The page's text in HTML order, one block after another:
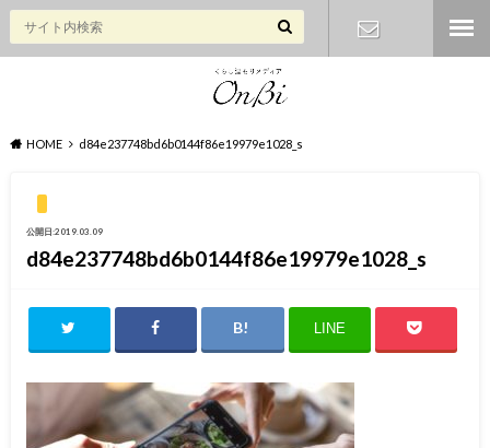
HOME d84e237748bd6b0144f86e19979e1028_s
公開日:2019.03.09
d84e237748bd6b0144f86e19979e1028_s
LINE